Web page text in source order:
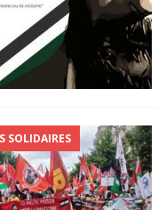
SOLIDAIRES